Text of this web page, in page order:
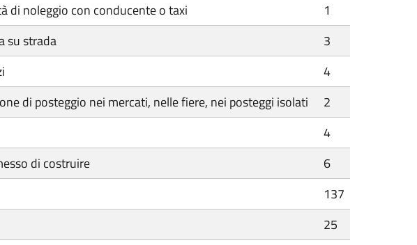
di noleggio con conducente o taxi
1
su strada
3
4
di posteggio nei mercati, nelle fiere, nei posteggi isolati
2
4
di costruire
6
137
25